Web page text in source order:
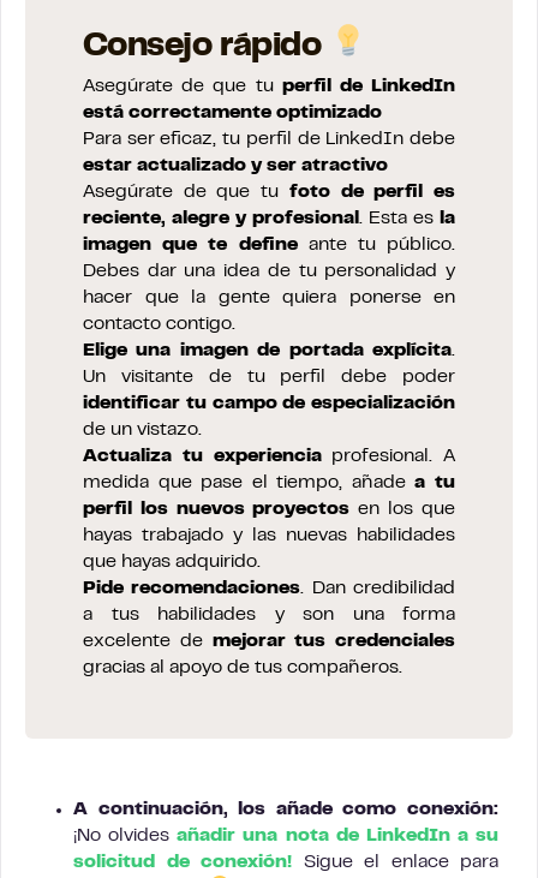
Consejo rápido
Asegúrate de que tu perfil de LinkedIn
está correctamente optimizado
Para ser eficaz, tu perfil de LinkedIn debe
estar actualizado y ser atractivo
Asegúrate de que tu foto de perfil es
reciente, alegre y profesional
. Esta es
la
imagen que te defineante tu público.
Debes dar una idea de tu personalidad y
hacer que la gente quiera ponerse en
contacto contigo.
Elige una imagen de portada explícita
Un visitante de tu perfil debe poder
identificar tu campo de especialización
de un vistazo.
Actualiza tu experienciaprofesional. A
medida que pase el tiempo, añadea tu
perfil los nuevos proyectos en los que
hayas trabajado y las nuevas habilidades
que hayas adquirido.
Pide recomendaciones . Dan credibilidad
a tus habilidades y son una forma
excelente de mejorar tus credenciales
gracias al apoyo de tus compañeros.
A continuación, los añade como conexión:
¡No olvidesañadir una nota de LinkedIn a su
solicitud de conexión! Sigue el enlace para